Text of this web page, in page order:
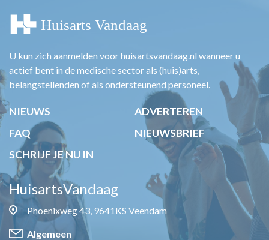
U kun zich aanmelden voor huisartsvandaag.nl wanneer u
actief bent in de medische sector als (huis)arts,
belangstellenden of als ondersteunend personeel.
NIEUWS
ADVERTEREN
FAQ
NIEUWSBRIEF
SCHRIJF JE NU IN
HuisartsVandaag
Phoenixweg 43, 9641KS Veendam
Algemeen